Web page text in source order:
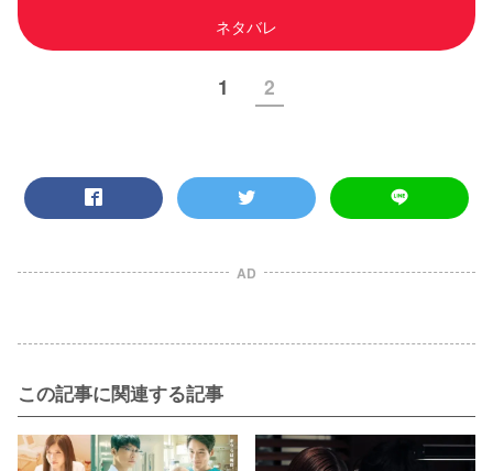
ネタバレ
1 2
AD
この記事に関連する記事